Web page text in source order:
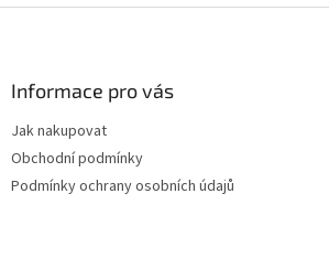
l
Informace pro vás
Jak nakupovat
Obchodní podmínky
Podmínky ochrany osobních údajů